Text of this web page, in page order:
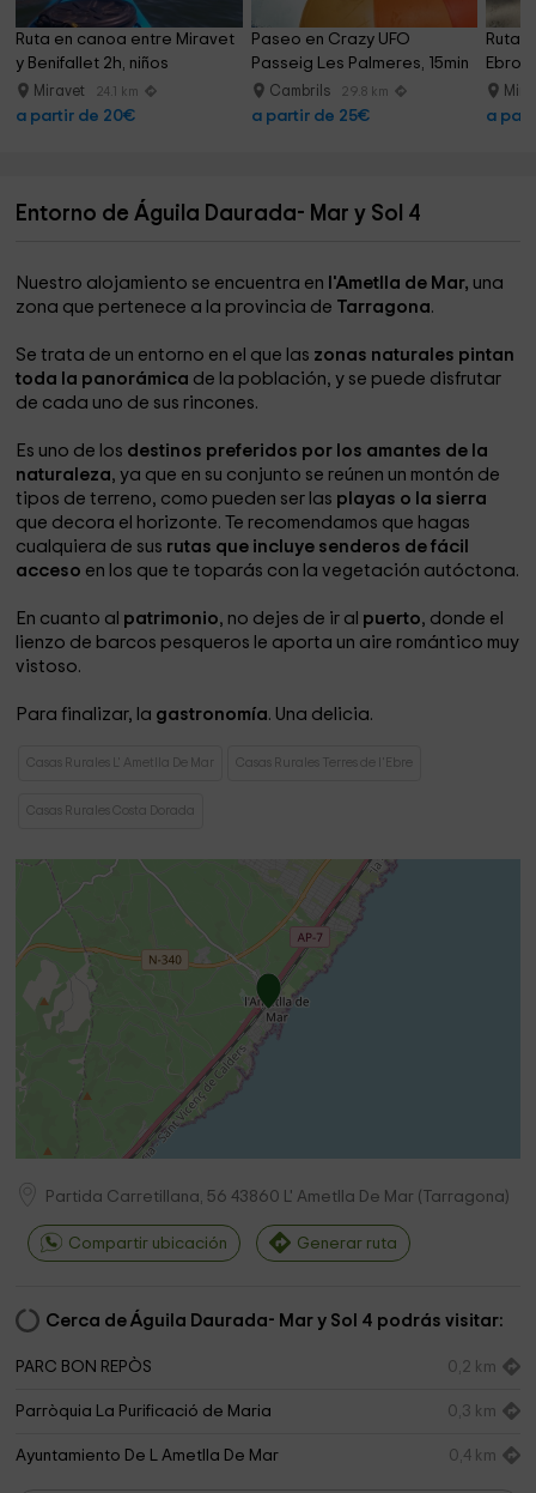
Ruta en canoa entre Miravet
y Benifallet 2h, niños
Miravet 24.1 km
a partir de 20€
Paseo en Crazy UFO
Passeig Les Palmeres, 15min
Cambrils 29.8 km
a partir de 25€
Ruta
Ebro,
a
Entorno de Águila Daurada- Mar y Sol 4
Nuestro alojamiento se encuentra en l'Ametlla de Mar, una
zona que pertenece a la provincia de Tarragona.
Se trata de un entorno en el que las zonas naturales pintan
toda la panorámica de la población, y se puede disfrutar
de cada uno de sus rincones.
Es uno de los destinos preferidos por los amantes de la
naturaleza, ya que en su conjunto se reúnen un montón de
tipos de terreno, como pueden ser las playas o la sierra
que decora el horizonte. Te recomendamos que hagas
cualquiera de sus rutas que incluye senderos de fácil
acceso en los que te toparás con la vegetación autóctona.
En cuanto al patrimonio, no dejes de ir al puerto, donde el
lienzo de barcos pesqueros le aporta un aire romántico muy
vistoso.
Para finalizar, la gastronomía. Una delicia.
Casas Rurales L' Ametlla De Mar Casas Rurales Terres de l'Ebre
Casas Rurales Costa Dorada
Partida Carretillana, 56 43860 L' Ametlla De Mar ( Tarragona)
Compartir ubicación Generar ruta
Cerca de Águila Daurada- Mar y Sol 4 podrás visitar:
PARC BON REPÒS 0,2 km
Parròquia La Purificació de Maria 0,3 km
Ayuntamiento De L Ametlla De Mar 0,4 km